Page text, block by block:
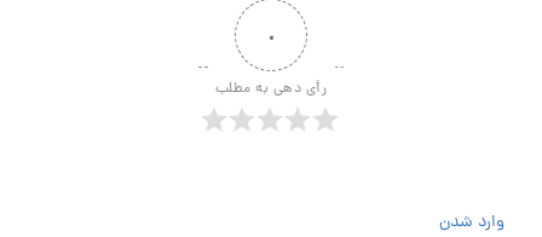
۰
رأی دهی به مطلب
وارد شدن